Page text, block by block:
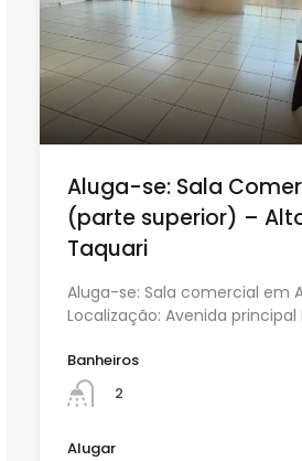
Aluga-se: Sala
(parte superior) –
Taquari
Aluga-se: Sala comercial em
Localização: Avenida principal
Banheiros
2
Alugar